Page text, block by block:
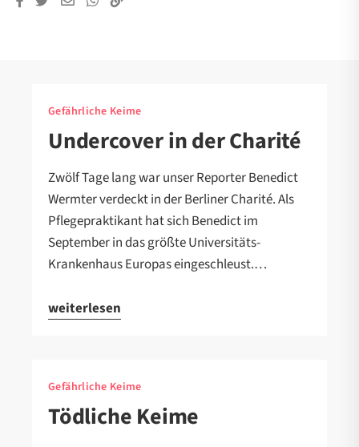
Gefährliche Keime
Undercover in der Charité
Zwölf Tage lang war unser Reporter Benedict
Wermter verdeckt in der Berliner Charité. Als
Pflegepraktikant hat sich Benedict im
September in das größte Universitäts-
Krankenhaus Europas eingeschleust.…
weiterlesen
Gefährliche Keime
Tödliche Keime